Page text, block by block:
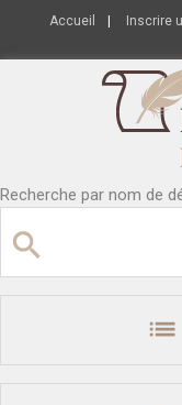
Accueil Inscrire
Recherche par nom de